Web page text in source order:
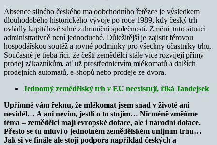
Absence silného českého maloobchodního řetězce je výsledkem
dlouhodobého historického vývoje po roce 1989, kdy český trh
ovládly kapitálově silné zahraniční společnosti. Změnit tuto situaci
administrativně není jednoduché. Důležitější je zajistit férovou
hospodářskou soutěž a rovné podmínky pro všechny účastníky trhu.
Současně je třeba říci, že čeští zemědělci stále více rozvíjejí přímý
prodej zákazníkům, ať už prostřednictvím mlékomatů a dalších
prodejních automatů, e-shopů nebo prodeje ze dvora.
Jednotný zemědělský trh v EU neexistují, říká Jandejsek
Upřímně vám řeknu, že mlékomat jsem snad v životě ani
neviděl… A ani nevím, jestli o to stojím… Nicméně změňme
téma – zemědělci mají evropské dotace, ale i národní dotace.
Přesto se tu mluví o jednotném zemědělském unijním trhu…
Jak si ve finále ale stojí podpora například českých a